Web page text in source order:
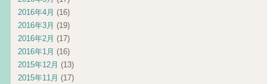
2016年4月 (16)
2016年3月 (19)
2016年2月 (17)
2016年1月 (16)
2015年12月 (13)
2015年11月 (17)